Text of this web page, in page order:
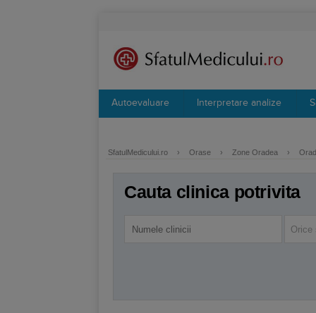
Autoevaluare Interpretare analize
SfatulMedicului.ro › Orase › Zone Oradea ›
Cauta clinica potrivita
Orice